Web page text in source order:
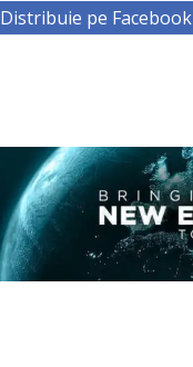
Distribuie pe Facebook